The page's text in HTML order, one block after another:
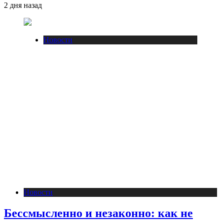
2 дня назад
Новости
Новости
Бессмысленно и незаконно: как не